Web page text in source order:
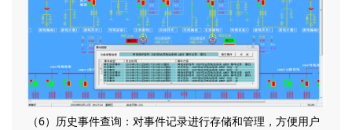
（6）历史事件查询：对事件记录进行存储和管理，方便用户